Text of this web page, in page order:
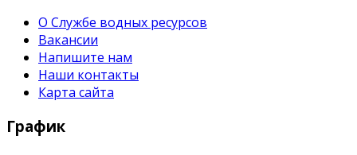
О Службе водных ресурсов
Вакансии
Напишите нам
Наши контакты
Карта сайта
График